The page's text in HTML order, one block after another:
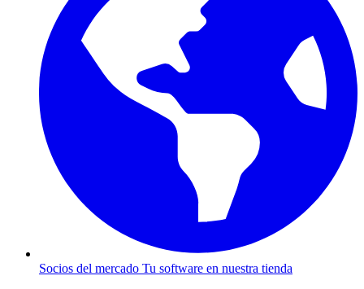
Socios del mercado Tu software en nuestra tienda